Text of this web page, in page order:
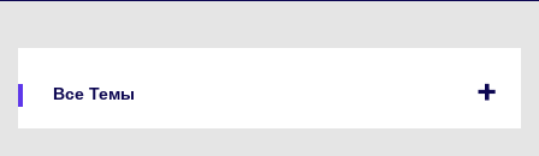
Все Темы